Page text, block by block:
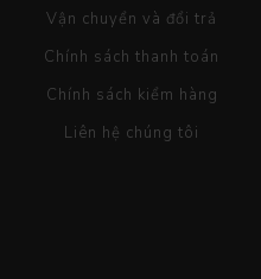
Vận chuyển và đổi trả
Chính sách thanh toán
Chính sách kiểm hàng
Liên hệ chúng tôi